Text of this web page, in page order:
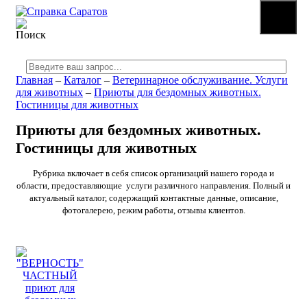
Главная – Каталог – Ветеринарное обслуживание. Услуги
для животных – Приюты для бездомных животных.
Гостиницы для животных
Приюты для бездомных животных.
Гостиницы для животных
Рубрика включает в себя список организаций нашего города и
области, предоставляющие услуги различного направления. Полный и
актуальный каталог, содержащий контактные данные, описание,
фотогалерею, режим работы, отзывы клиентов.